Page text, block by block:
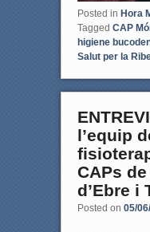
Posted in Hora
Tagged CAP
higiene
Salut per la
l’equip
CAPs
d’Ebre i
Posted on 05/